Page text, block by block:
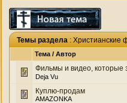
Темы раздела: Христианские
Тема / Автор
Фильмы и видео, которые
Deja Vu
Куплю-продам
AMAZONKA